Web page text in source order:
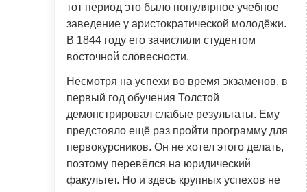
тот период это было популярное учебное
заведение у аристократической молодёжи.
В 1844 году его зачислили студентом
восточной словесности.
Несмотря на успехи во время экзаменов, в
первый год обучения Толстой
демонстрировал слабые результаты. Ему
предстояло ещё раз пройти программу для
первокурсников. Он не хотел этого делать,
поэтому перевёлся на юридический
факультет. Но и здесь крупных успехов не